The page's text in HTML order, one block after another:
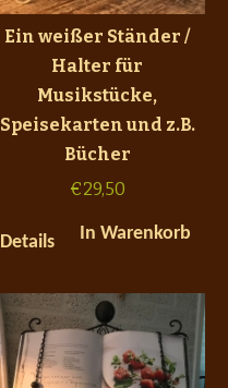
Ein weißer Ständer /
Halter für
Musikstücke,
Speisekarten und z.B.
Bücher
€29,50
Details In Warenkorb